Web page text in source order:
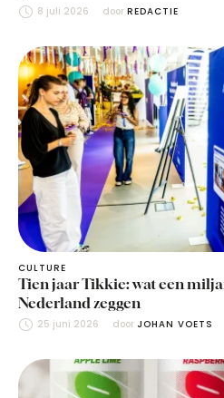
8 juli 2026 door REDACTIE
CULTURE
Tien jaar Tikkie: wat een
Nederland zeggen
25 juni 2026 door JOHAN VOETS